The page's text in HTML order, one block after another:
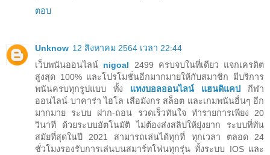
ตอบ
Unknow 12 สิงหาคม 2564 เวลา 22:44
เว็บพนันออนไลน์ nigoal 2499 ครบจบในที่เดียว แจกเครดิต
สูงสุด 100% และโปรโมชั่นอีกมากมายให้กับสมาชิก มีบริการ
พนันครบทุกรูปแบบ ทั้ง แทงบอลออนไลน์ แฮนดิแคป กีฬา
ออนไลน์ บาคาร่า ไฮโล เสือมังกร สล็อต และเกมพนันอื่นๆ อีก
มากมาย ระบบ ฝาก-ถอน รวดเร็วทันใจ ทำรายการเพียง 20
วินาที ด้วยระบบอัตโนมัติ ไม่ต้องส่งสลิปให้ยุ่งยาก ระบบที่ทัน
สมัยที่สุดในปี 2021 สามารถเล่นได้ทุกที่ ทุกเวลา ตลอด 24
ชั่วโมงรองรับการเล่นบนสมาร์ทโฟนทุกรุ่น ทั้งระบบ IOS และ